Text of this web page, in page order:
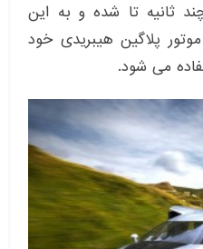
ثانیه تا شده و به این
موتور پلاگین هیبریدی خود
می شود.